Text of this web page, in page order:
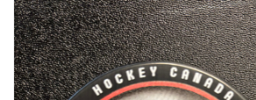
Tuques et casquettes
Souvenirs